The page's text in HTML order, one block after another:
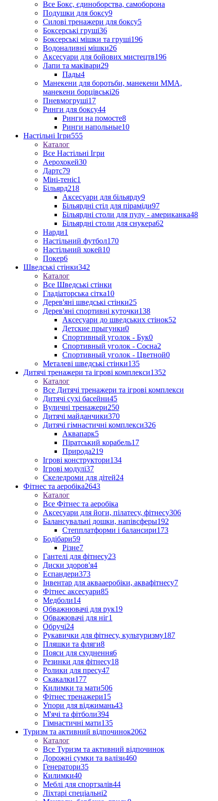
Все Бокс, єдиноборства, самоборона
Подушки для боксу9
Силові тренажери для боксу5
Боксерські груші36
Боксерські мішки та груші196
Водоналивні мішки26
Аксесуари для бойових мистецтв196
Лапи та маківари29
Пады4
Манекени для боротьби, манекени ММА,
манекени борцівські26
Пневмогруші17
Ринги для боксу44
Ринги на помосте8
Ринги напольные10
Настільні Ігри555
Каталог
Все Настільні Ігри
Аерохокей30
Дартс79
Міні-теніс1
Більярд218
Аксесуари для більярду9
Більярдні стіл для піраміди97
Більярдні столи для пулу - американка48
Більярдні столи для снукера62
Нарди1
Настільний футбол170
Настільний хокей10
Покер6
Шведські стінки342
Каталог
Все Шведські стінки
Гладіаторська сітка10
Дерев'яні шведські стінки25
Дерев'яні спортивні куточки138
Аксесуари до шведських стінок52
Детские прыгунки0
Спортивный уголок - Бук0
Спортивный уголок - Сосна2
Спортивный уголок - Цветной0
Металеві шведські стінки135
Дитячі тренажери та ігрові комплекси1352
Каталог
Все Дитячі тренажери та ігрові комплекси
Дитячі сухі басейни45
Вуличні тренажери250
Дитячі майданчики370
Дитячі гімнастичні комплекси326
Аквапарк5
Піратський корабель17
Природа219
Ігрові конструктори134
Ігрові модулі37
Скеледроми для дітей24
Фітнес та аеробіка2643
Каталог
Все Фітнес та аеробіка
Аксесуари для йоги, пілатесу, фітнесу306
Балансувальні дошки, напівсферы192
Степплатформи і балансири173
Бодібари59
Різне7
Гантелі для фітнесу23
Диски здоров'я4
Еспандери373
Інвентар для аквааеробіки, аквафітнесу7
Фітнес аксесуари85
Медболи14
Обважнювачі для рук19
Обважювачі для ніг1
Обручі24
Рукавички для фітнесу, культуризму187
Пляшки та фляги8
Пояси для схуднення6
Резинки для фітнесу18
Ролики для пресу47
Скакалки177
Килимки та мати506
Фітнес тренажери15
Упори для віджимань43
М'ячі та фітболи394
Гімнастичні мати135
Туризм та активний відпочинок2062
Каталог
Все Туризм та активний відпочинок
Дорожні сумки та валізи460
Генератори35
Килимки40
Меблі для спортзалів44
Ліхтарі спеціальні2